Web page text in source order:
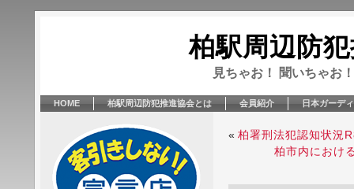
柏駅周辺防
見ちゃお！ 聞いちゃお
HOME 柏駅周辺防犯推進協会とは 会員紹介 日本ガーデ
« 柏署刑法犯認知状況
柏市内におけ